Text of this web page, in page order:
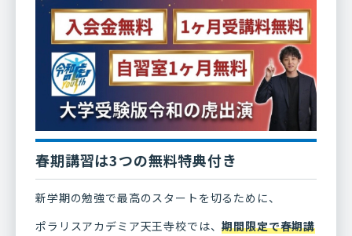
春期講習は3つの無料特典付き
新学期の勉強で最高のスタートを切るために、
ポラリスアカデミア天王寺校では、期間限定で春期講